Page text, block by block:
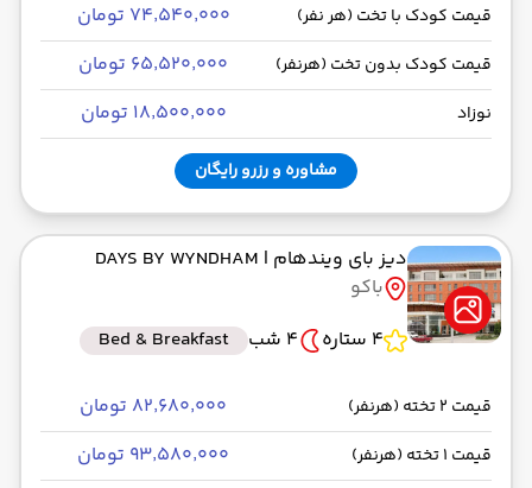
قیمت کودک با تخت (هر نفر) ۷۴٬۵۴۰٬۰۰۰ تومان
قیمت کودک بدون تخت (هرنفر) ۶۵٬۵۲۰٬۰۰۰ تومان
نوزاد ۱۸٬۵۰۰٬۰۰۰ تومان
مشاوره و رزرو رایگان
دیز بای ویندهام | DAYS BY WYNDHAM
باکو
4 ستاره
4 شب Bed & Breakfast
قیمت 2 تخته (هرنفر) ۸۲٬۶۸۰٬۰۰۰ تومان
قیمت 1 تخته (هرنفر) ۹۳٬۵۸۰٬۰۰۰ تومان